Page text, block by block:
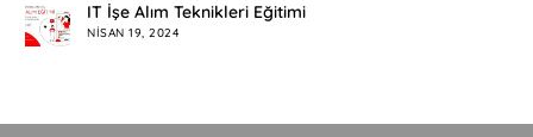
IT İşe Alım Teknikleri Eğitimi
NISAN 19, 2024